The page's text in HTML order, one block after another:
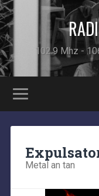
102.9 Mhz -
Metal an tan